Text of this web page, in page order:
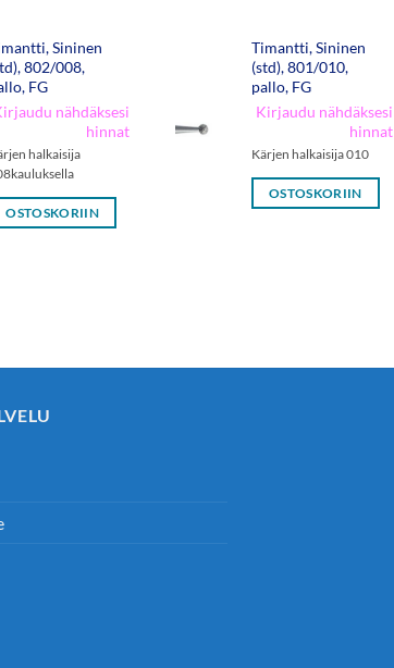
Sininen
802/008,
FG
nähdäksesi
hinnat
halkaisija
OSTOSKORIIN
Timantti, Sininen
(std), 801/010,
pallo, FG
Kirjaudu nähdäksesi
hinnat
Kärjen halkaisija 010
OSTOSKORIIN